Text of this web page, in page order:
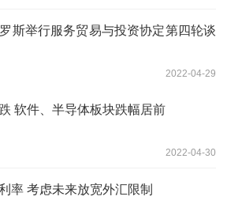
斯举行服务贸易与投资协定第四轮谈
2022-04-29
软件、半导体板块跌幅居前
2022-04-30
率 考虑未来放宽外汇限制